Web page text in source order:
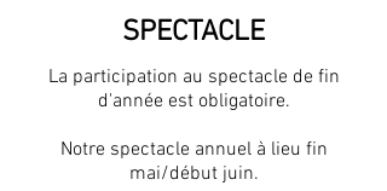
SPECTACLE
La participation au spectacle de fin
d'année est obligatoire.
Notre spectacle annuel à lieu fin
mai/début juin.